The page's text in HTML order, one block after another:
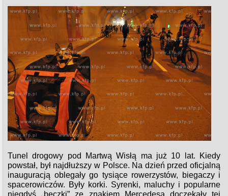
Tunel drogowy pod Martwą Wisłą ma już 10 lat. Kiedy
powstał, był najdłuższy w Polsce. Na dzień przed oficjalną
inauguracją oblegały go tysiące rowerzystów, biegaczy i
spacerowiczów. Były korki. Syrenki, maluchy i popularne
niegdyś „beczki” ze znakiem Mercedesa doczekały tej